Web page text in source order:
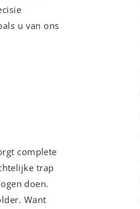
u van ons
complete
trap
doen.
Want